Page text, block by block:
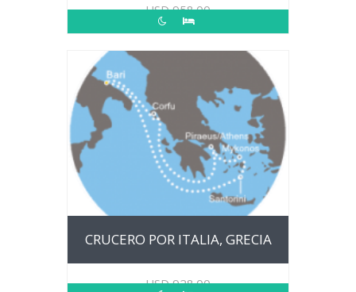
USD958.00
CRUCERO POR ITALIA, GRECIA
USD928.00